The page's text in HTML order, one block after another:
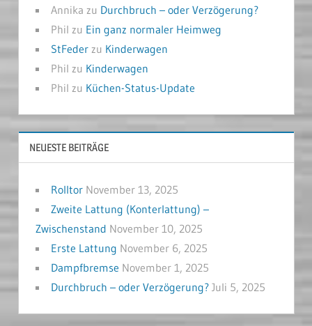
Annika zu Durchbruch – oder Verzögerung?
Phil zu Ein ganz normaler Heimweg
StFederzu Kinderwagen
Phil zu Kinderwagen
Phil zu Küchen-Status-Update
NEUESTE BEITRÄGE
Rolltor November 13, 2025
Zweite Lattung (Konterlattung) –
Zwischenstand November 10, 2025
Erste Lattung November 6, 2025
Dampfbremse November 1, 2025
Durchbruch – oder Verzögerung? Juli 5, 2025